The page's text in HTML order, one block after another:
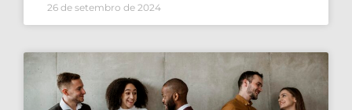
26 de setembro de 2024